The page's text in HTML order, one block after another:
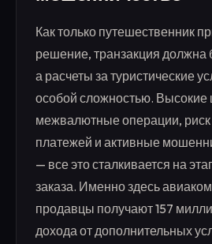
Как только путешественник
решение, транзакция должна
а расчеты за туристические
особой сложностью. Высокие
межвалютные операции,
платежей и активные
— все это сталкивается на
заказа. Именно здесь
продавцы получают 157
дохода от дополнительных